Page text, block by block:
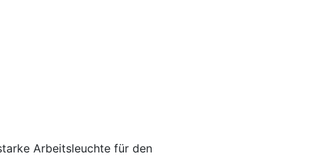
Arbeitsleuchte für den